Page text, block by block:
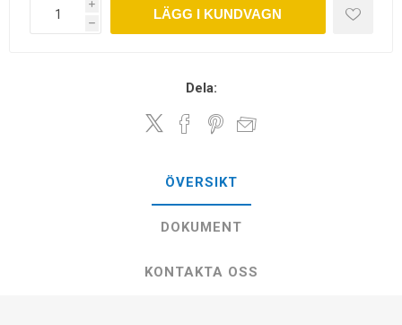
i
h
LÄGG I KUNDVAGN
Dela:
ÖVERSIKT
DOKUMENT
KONTAKTA OSS